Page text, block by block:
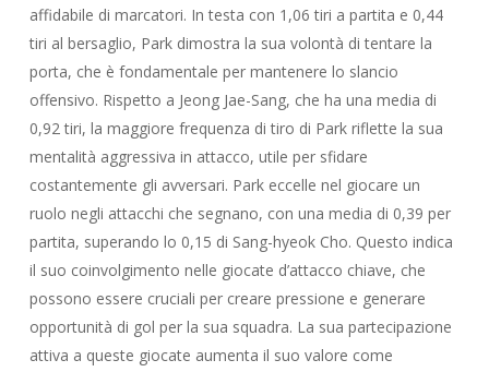
affidabile di marcatori. In testa con 1,06 tiri a partita e 0,44
tiri al bersaglio, Park dimostra la sua volontà di tentare la
porta, che è fondamentale per mantenere lo slancio
offensivo. Rispetto a Jeong Jae-Sang, che ha una media di
0,92 tiri, la maggiore frequenza di tiro di Park riflette la sua
mentalità aggressiva in attacco, utile per sfidare
costantemente gli avversari. Park eccelle nel giocare un
ruolo negli attacchi che segnano, con una media di 0,39 per
partita, superando lo 0,15 di Sang-hyeok Cho. Questo indica
il suo coinvolgimento nelle giocate d’attacco chiave, che
possono essere cruciali per creare pressione e generare
opportunità di gol per la sua squadra. La sua partecipazione
attiva a queste giocate aumenta il suo valore come